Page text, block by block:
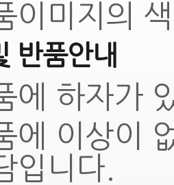
이미지의
반품안내
에 하자가
에 이상이
입니다.